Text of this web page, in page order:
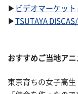
▶ ビデオマーケット
▶ TSUTAYA
おすすめご当地アニ
東京育ちの女子高